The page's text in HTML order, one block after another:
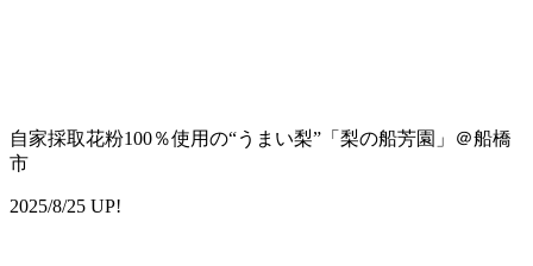
自家採取花粉100％使用の“うまい梨”「梨の船芳園」＠船橋
市
2025/8/25 UP!